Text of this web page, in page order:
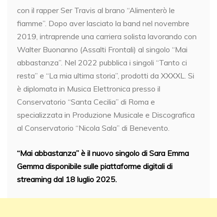
con il rapper Ser Travis al brano “Alimenterò le
fiamme”. Dopo aver lasciato la band nel novembre
2019, intraprende una carriera solista lavorando con
Walter Buonanno (Assalti Frontali) al singolo “Mai
abbastanza”. Nel 2022 pubblica i singoli “Tanto ci
resta” e “La mia ultima storia”, prodotti da XXXXL. Si
è diplomata in Musica Elettronica presso il
Conservatorio “Santa Cecilia” di Roma e
specializzata in Produzione Musicale e Discografica
al Conservatorio “Nicola Sala” di Benevento.
“Mai abbastanza” è il nuovo singolo di Sara Emma
Gemma disponibile sulle piattaforme digitali di
streaming dal 18 luglio 2025.